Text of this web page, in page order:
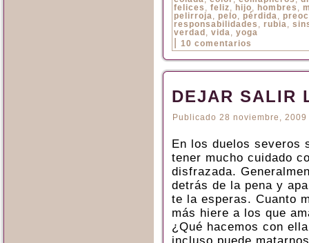
felices , feliz, hijo, hombres ,
pelirroja, pelo, pérdida,
responsabilidades , rubia,
verdad , vida, yoga
10 comentarios
DEJAR SALIR
Publicado 28 noviembre, 2009
En los duelos severos
tener mucho cuidado
disfrazada.
detrás de la pena y
te la esperas. Cuanto
más hiere a los que
¿Qué hacemos con